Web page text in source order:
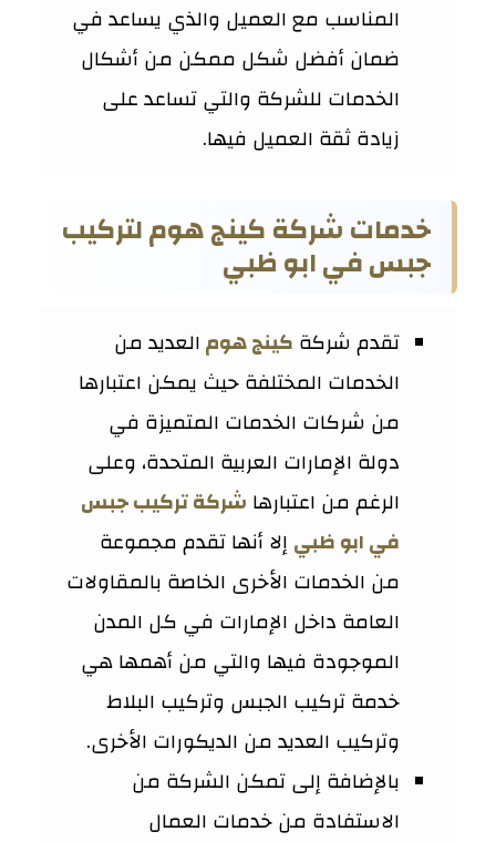
المناسب مع العميل والذي يساعد في
ضمان أفضل شكل ممكن من أشكال
الخدمات للشركة والتي تساعد على
زيادة ثقة العميل فيها.
خدمات شركة كينج هوم لتركيب
جبس في ابو ظبي
تقدم شركة كينج هومالعديد من
الخدمات المختلفة حيث يمكن اعتبارها
من شركات الخدمات المتميزة في
دولة الإمارات العربية المتحدة، وعلى
الرغم من اعتبارها شركة تركيب جبس
في ابو ظبي إلا أنها تقدم مجموعة
من الخدمات الأخرى الخاصة بالمقاولات
العامة داخل الإمارات في كل المدن
الموجودة فيها والتي من أهمها هي
خدمة تركيب الجبس وتركيب البلاط
وتركيب العديد من الديكورات الأخرى.
بالإضافة إلى تمكن الشركة من
الاستفادة من خدمات العمال